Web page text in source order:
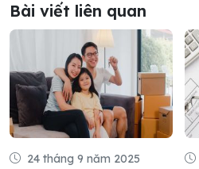
Bài viết liên quan
24 tháng 9 năm 2025